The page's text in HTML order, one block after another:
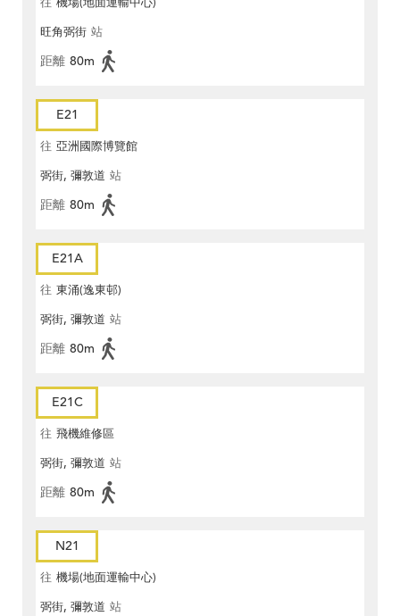
旺角弼街 站
距離 80m
E21
往 亞洲國際博覽館
弼街, 彌敦道 站
距離 80m
E21A
往 東涌(逸東邨)
弼街, 彌敦道 站
距離 80m
E21C
往 飛機維修區
弼街, 彌敦道 站
距離 80m
N21
往 機場(地面運輸中心)
弼街, 彌敦道 站